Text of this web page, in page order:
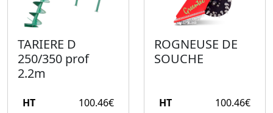
TARIERE D
250/350 prof
2.2m
HT
100.46€
ROGNEUSE DE
SOUCHE
HT
100.46€